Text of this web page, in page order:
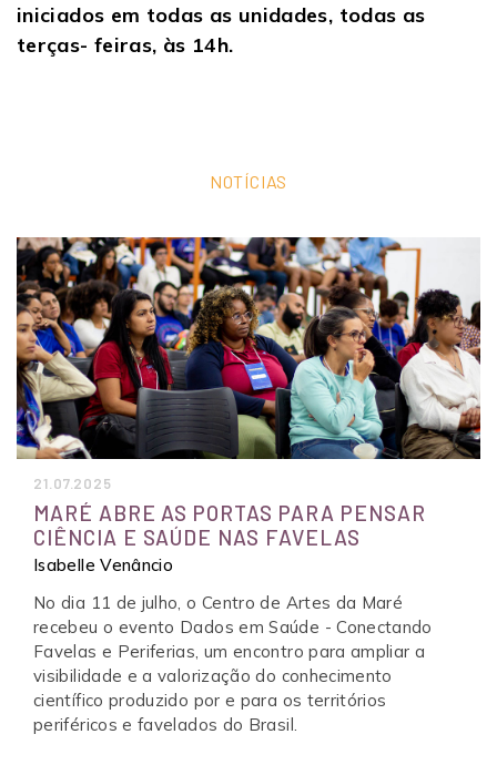
iniciados em todas as unidades, todas as
terças- feiras, às 14h.
NOTÍCIAS
21.07.2025
MARÉ ABRE AS PORTAS PARA PENSAR
CIÊNCIA E SAÚDE NAS FAVELAS
Isabelle Venâncio
No dia 11 de julho, o Centro de Artes da Maré
recebeu o evento Dados em Saúde - Conectando
Favelas e Periferias, um encontro para ampliar a
visibilidade e a valorização do conhecimento
científico produzido por e para os territórios
periféricos e favelados do Brasil.